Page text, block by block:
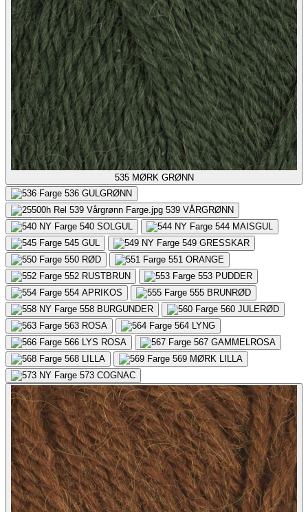
535 MØRK GRØNN
536 GULGRØNN
539 VÅRGRØNN
540 SOLGUL 544 MAISGUL
545 GUL 549 GRESSKAR
550 RØD 551 ORANGE
552 RUSTBRUN 553 PUDDER
554 APRIKOS 555 BRUNRØD
558 BURGUNDER 560 JULERØD
563 ROSA 564 LYNG
566 LYS ROSA 567 GAMMELROSA
568 LILLA 569 MØRK LILLA
573 COGNAC